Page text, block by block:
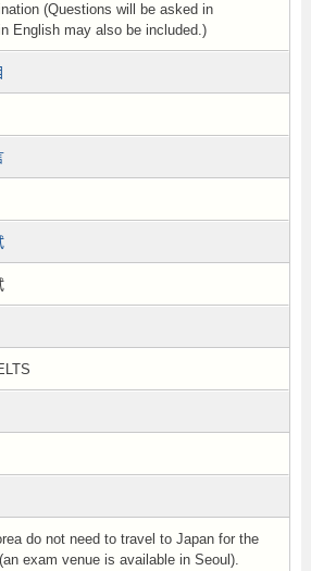
(Questions will be asked in
English may also be included.)
do not need to travel to Japan for the
exam venue is available in Seoul).